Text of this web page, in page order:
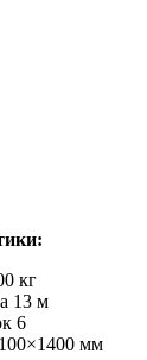
кг
13 м
6
мм